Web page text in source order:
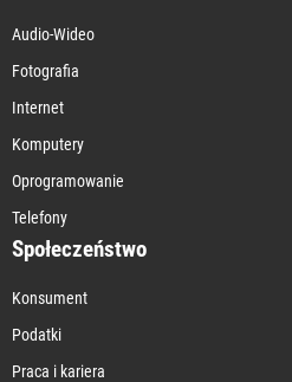
Audio-Wideo
Fotografia
Internet
Komputery
Oprogramowanie
Telefony
Społeczeństwo
Konsument
Podatki
Praca i kariera